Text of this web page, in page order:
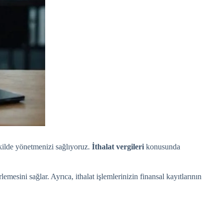
yönetmenizi sağlıyoruz. İthalat vergileri konusunda
sağlar. Ayrıca, ithalat işlemlerinizin finansal kayıtlarının